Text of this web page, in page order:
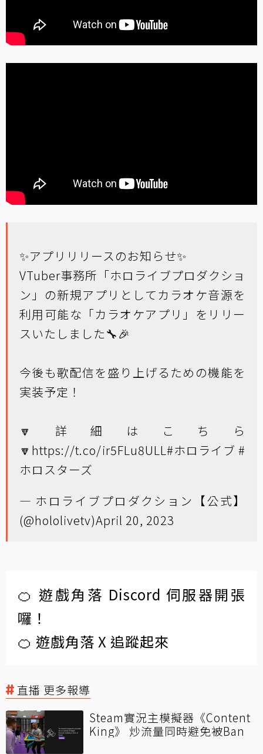
✨アプリリリースのお知らせ✨
VTuber事務所「ホロライブプロダクショ
ン」の新規アプリとしてカラオケ音源を
利用可能な「カラオケアプリ」をリリー
スいたしました🔧🎉
今後も歌配信を盛り上げるための機能を
実装予定！
🔽詳細はこちら
🔽 https://t.co/ir5FLu8ULL#ホロライブ #
ホロスターズ
— ホロライブプロダクション【公式】
(@hololivetv)April 20, 2023
🍊 遊戲角落 Discord 伺服器開張
囉！
🍊 遊戲角落 X 追蹤起來
直播 更多報導
Steam實況主模擬器《Content
King》 炒流量同時避免被Ban